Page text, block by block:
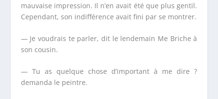
mauvaise impression. Il n’en avait été que plus gentil.
Cependant, son indifférence avait fini par se montrer.
— Je voudrais te parler, dit le lendemain Me Briche à
son cousin.
— Tu as quelque chose d’important à me dire ?
demanda le peintre.